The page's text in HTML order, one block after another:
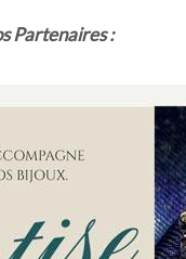
Partenaires :